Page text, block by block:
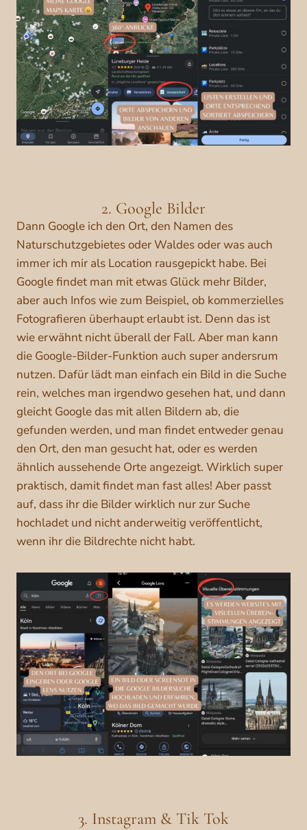
2. Google Bilder
Dann Google ich den Ort, den Namen des
Naturschutzgebietes oder Waldes oder was auch
immer ich mir als Location rausgepickt habe. Bei
Google findet man mit etwas Glück mehr Bilder,
aber auch Infos wie zum Beispiel, ob kommerzielles
Fotografieren überhaupt erlaubt ist. Denn das ist
wie erwähnt nicht überall der Fall. Aber man kann
die Google-Bilder-Funktion auch super andersrum
nutzen. Dafür lädt man einfach ein Bild in die Suche
rein, welches man irgendwo gesehen hat, und dann
gleicht Google das mit allen Bildern ab, die
gefunden werden, und man findet entweder genau
den Ort, den man gesucht hat, oder es werden
ähnlich aussehende Orte angezeigt. Wirklich super
praktisch, damit findet man fast alles! Aber passt
auf, dass ihr die Bilder wirklich nur zur Suche
hochladet und nicht anderweitig veröffentlicht,
wenn ihr die Bildrechte nicht habt.
3. Instagram & Tik Tok